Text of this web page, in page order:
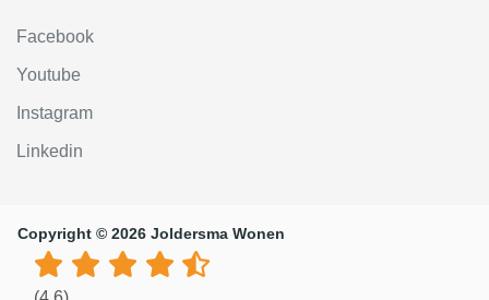
Facebook
Youtube
Instagram
Linkedin
Copyright © 2026 Joldersma Wonen